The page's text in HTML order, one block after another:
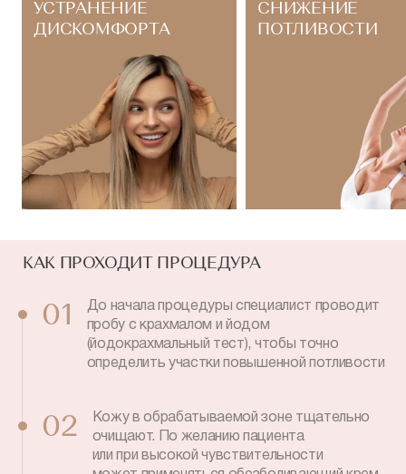
УСТРАНЕНИЕ
ДИСКОМФОРТА
СНИЖЕНИЕ
ПОТЛИВОСТИ
КАК ПРОХОДИТ ПРОЦЕДУРА
01
До начала процедуры специалист проводит
пробу с крахмалом и йодом
(йодокрахмальный тест), чтобы точно
определить участки повышенной потливости
02
Кожу в обрабатываемой зоне тщательно
очищают. По желанию пациента
или при высокой чувствительности